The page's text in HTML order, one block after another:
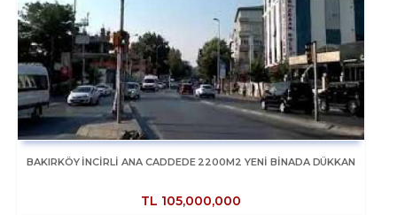
BAKIRKÖY İNCİRLİ ANA CADDEDE 2200M2 YENİ BİNADA DÜKKAN
TL 105,000,000